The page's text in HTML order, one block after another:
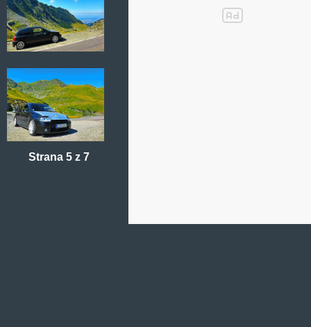
Strana 5 z 7